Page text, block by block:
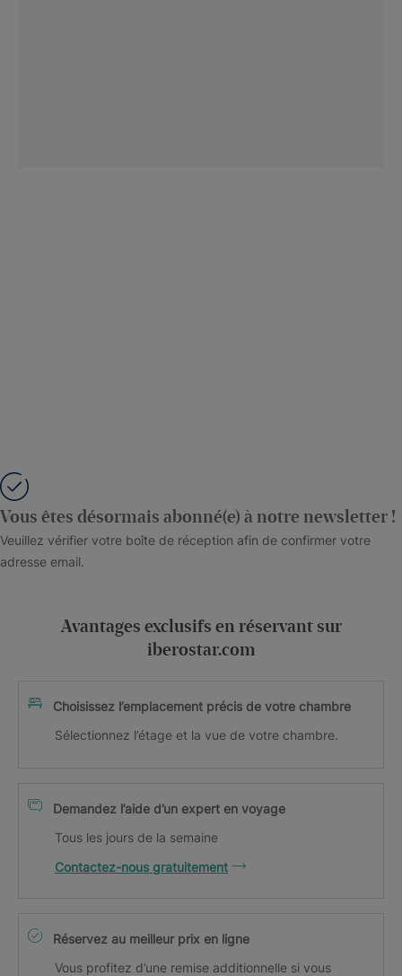
Vous êtes désormais abonné(e) à notre newsletter !
Veuillez vérifier votre boîte de réception afin de confirmer votre
adresse email.
Avantages exclusifs en réservant sur
iberostar.com
Choisissez l’emplacement précis de votre chambre
Sélectionnez l’étage et la vue de votre chambre.
Demandez l’aide d’un expert en voyage
Tous les jours de la semaine
Contactez-nous gratuitement
Réservez au meilleur prix en ligne
Vous profitez d’une remise additionnelle si vous